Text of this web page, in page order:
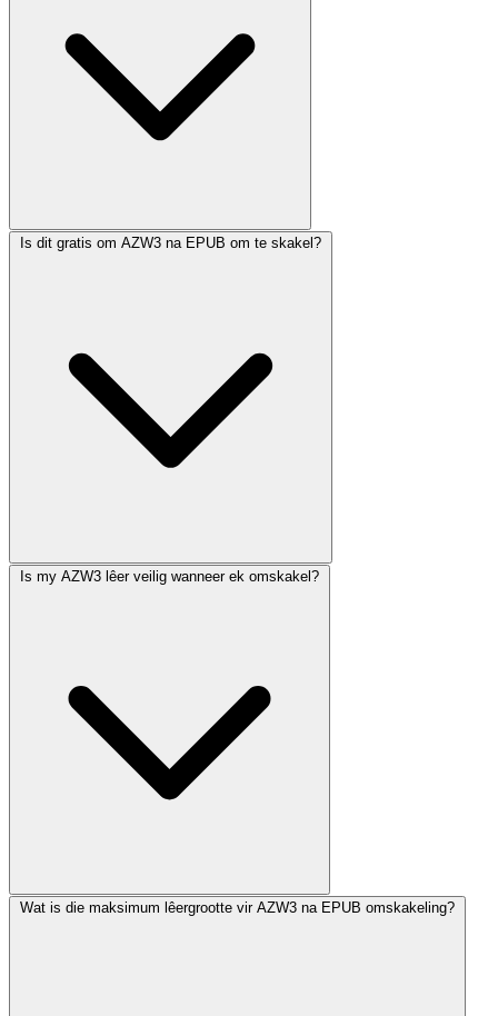
Is dit gratis om AZW3 na EPUB om te skakel?
Is my AZW3 lêer veilig wanneer ek omskakel?
Wat is die maksimum lêergrootte vir AZW3 na EPUB omskakeling?